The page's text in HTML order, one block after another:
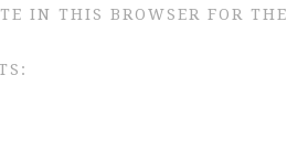
IN THIS BROWSER FOR THE